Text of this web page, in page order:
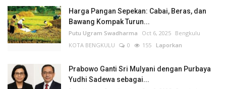
Harga Pangan Sepekan: Cabai, Beras, dan
Bawang Kompak Turun...
Putu Ugram Swadharma Oct 6, 2025 Bengkulu
KOTA BENGKULU
0 155 Laporkan
Prabowo Ganti Sri Mulyani dengan Purbaya
Yudhi Sadewa sebagai...